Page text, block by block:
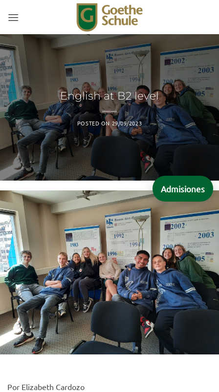
English at B2 level
POSTED ON 29/09/2023
Por Elizabeth Cardozo
Admisiones